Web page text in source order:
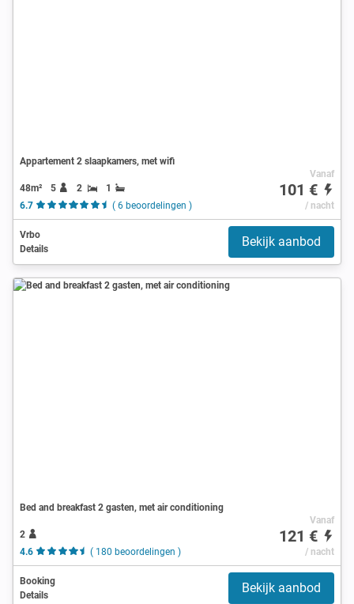
Appartement 2 slaapkamers, met wifi
48m² 5 2
1
6.7
( 6 beoordelingen )
Vanaf
101 €
/ nacht
Vrbo
Details
Bekijk aanbod
Bed and breakfast 2 gasten, met air conditioning
2
4.6
( 180 beoordelingen )
Vanaf
121 €
/ nacht
Booking
Details
Bekijk aanbod